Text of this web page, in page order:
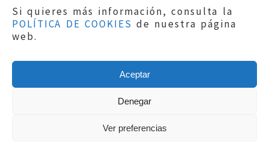
Si quieres más información, consulta la
POLÍTICA DE COOKIES de nuestra página
web.
Aceptar
Denegar
Ver preferencias
Aviso legal|Política de privacidad|
Protección de Datos
Política de cookies
Copyright © 2019El Justicia de Aragón|
Sephor Consulting